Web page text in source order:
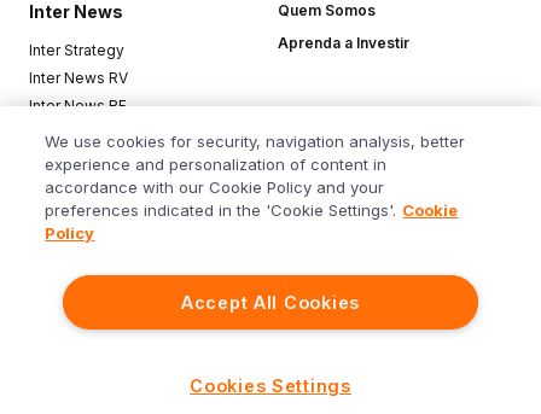
Siga o Inter
Inter News
Inter Strategy
Inter News RV
Inter News RF
Top Funds
Quem Somos
Aprenda a Investir
Baixe o app
We use cookies for security, navigation analysis, better
experience and personalization of content in
accordance with our Cookie Policy and your
preferences indicated in the 'Cookie Settings'. Cookie
Policy
Accept All Cookies
Cookies Settings